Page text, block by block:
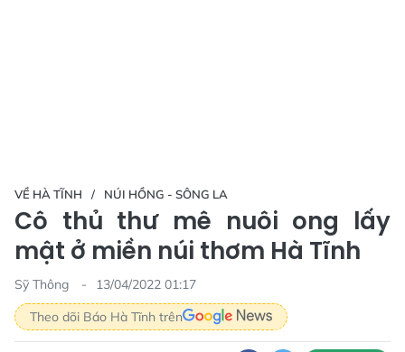
VỀ HÀ TĨNH NÚI HỒNG - SÔNG LA
Cô thủ thư mê nuôi ong lấy
mật ở miền núi thơm Hà Tĩnh
Sỹ Thông
13/04/2022 01:17
Theo dõi Báo Hà Tĩnh trên